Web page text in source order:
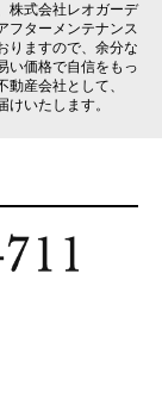
株式会社レオガーデ
フターメンテナンス
りますので、余分な
い価格で自信をもっ
産会社として、
けいたします。